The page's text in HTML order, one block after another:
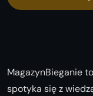
MagazynBieganie
spotyka się z